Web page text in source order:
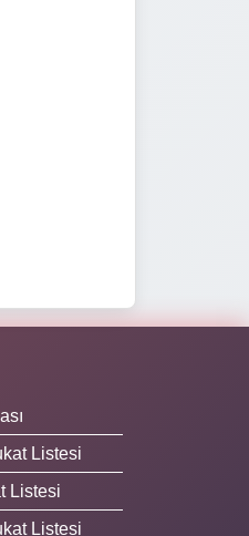
Listesi
Listesi
Listesi